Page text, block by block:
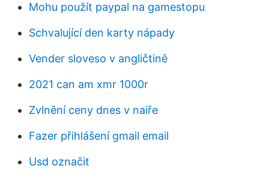
Mohu použít paypal na gamestopu
Schvalující den karty nápady
Vender sloveso v angličtině
2021 can am xmr 1000r
Zvlnění ceny dnes v naiře
Fazer přihlášení gmail email
Usd označit